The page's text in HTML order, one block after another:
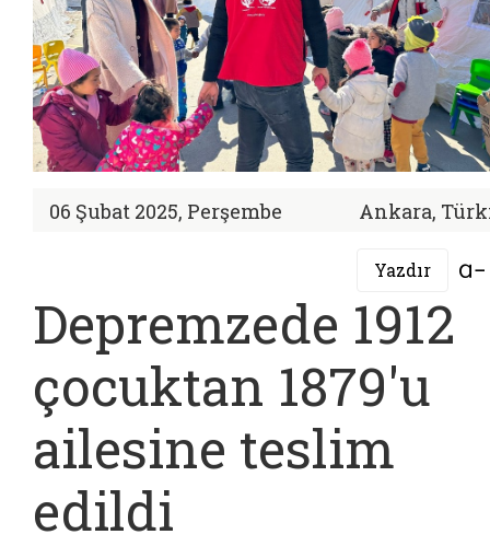
06 Şubat 2025, Perşembe Ankara,
Yazdır
Depremzede 1912
çocuktan 1879'u
ailesine teslim
edildi